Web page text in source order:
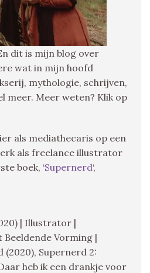
dit is mijn blog over
wat in mijn hoofd
mythologie, schrijven,
meer. Meer weten? Klik op
als mediathecaris op een
als freelance illustrator
boek, ‘Supernerd‘,
| Illustrator |
Vorming |
(2020), Supernerd 2:
heb ik een drankje voor